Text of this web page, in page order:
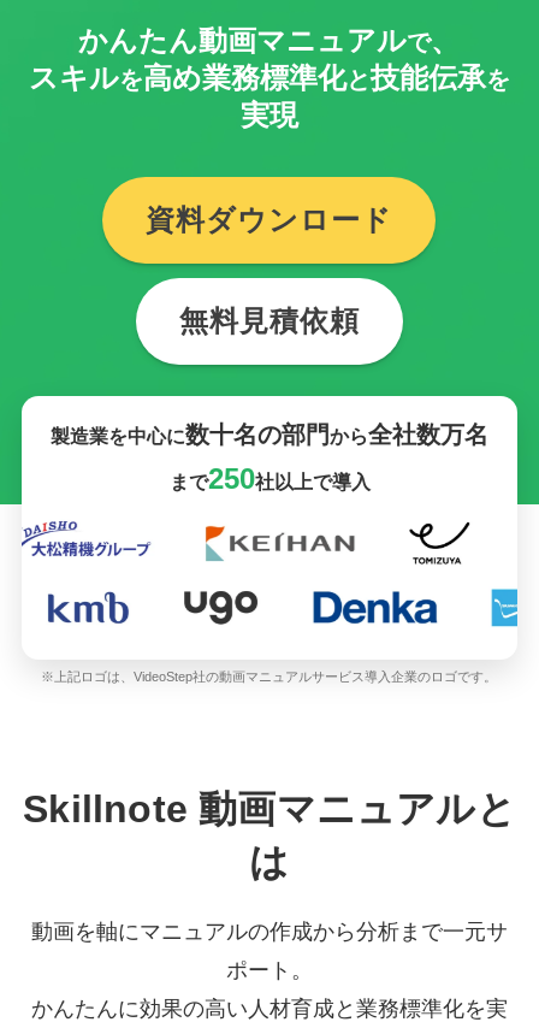
かんたん動画マニュアルで、
スキルを高め業務標準化と技能伝承を
実現
資料ダウンロード
無料見積依頼
製造業を中心に数十名の部門から全社数万名
まで250社以上で導入
※上記ロゴは、VideoStep社の動画マニュアルサービス導入企業のロゴです。
Skillnote 動画マニュアルと
は
動画を軸にマニュアルの作成から分析まで一元サ
ポート。
かんたんに効果の高い人材育成と業務標準化を実